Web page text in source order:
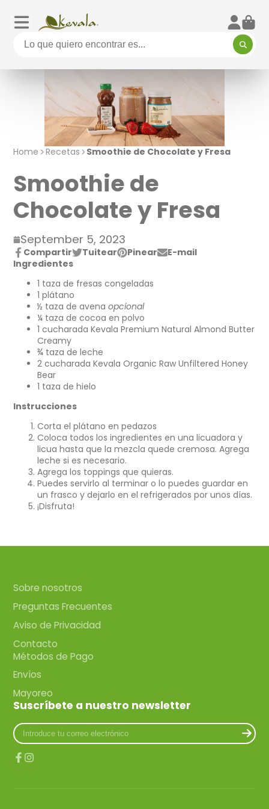
Home Recetas Smoothie de Chocolate y Fresa
Smoothie de
Chocolate y Fresa
September 5, 2023
Compartir
Compartir
en
Facebook
Se
abre
una
nueva
ventana.
Tuitear
Twittear
en
Twitter
Se
abre
en
una
nueva
ventana.
Pinear
Pin
Pinterest
Se
en
una
nueva
ventana.
E-mail
Compartir
Ingredientes
1 taza de fresas congeladas
1 plátano
½ taza de avenaopcional
¼ taza de cocoa en polvo
1 cucharada Kevala Premium Natural Almond Butter
Creamy
¾ taza de leche
2 cucharada Kevala Organic Raw Unfiltered Honey
Bear
1 taza de hielo
Instrucciones
Corta el plátano en pedazos
Coloca todos los ingredientes en una licuadora y
licua hasta que la mezcla quede cremosa. Agrega
leche si es necesario.
Agrega los toppings que quieras.
Puedes servirlo al terminar o lo puedes guardar en
un frasco y dejarlo en el refrigerados por unos días.
¡Disfruta!
Sobre nosotros
Preguntas Frecuentes
Aviso de Privacidad
Contacto
Métodos de Pago
Envíos
Mayoreo
Suscríbete a nuestro newsletter
Introduce
tu
correo
electrónico